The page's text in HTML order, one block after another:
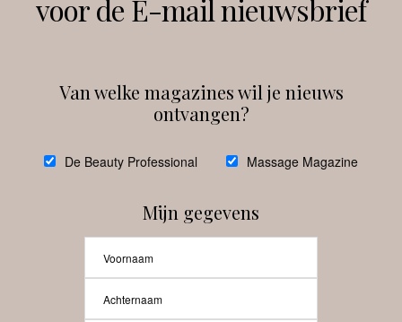
Instagram Facebook
debeautyprofessional
voor de E-mail nieuwsbrief
Van welke magazines wil je nieuws
ontvangen?
De Beauty Professional Massage Magazine
Mijn gegevens